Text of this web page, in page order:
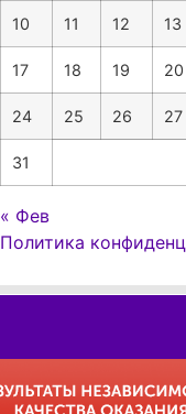
10 11 12 13
17 18 19 20
24 25 26 27
31
« Фев
Политика